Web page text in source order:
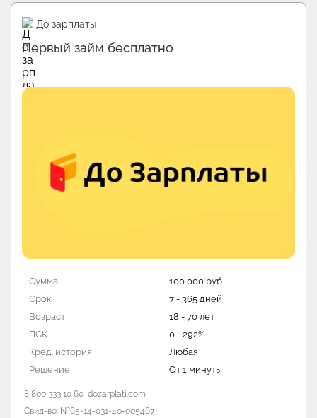
Промо
До зарплаты
Первый займ бесплатно
Сумма
100 000 руб
Срок
7 - 365 дней
Возраст
18 - 70 лет
ПСК
0 - 292%
Кред. история
Любая
Решение
От 1 минуты
8 800 333 10 60 dozarplati.com
Свид-во: №65-14-031-40-005467